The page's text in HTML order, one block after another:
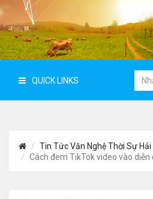
QUICK LINKS
Tin Tức Văn Nghệ Thời Sự Hải
Cách đem TikTok video vào diễn